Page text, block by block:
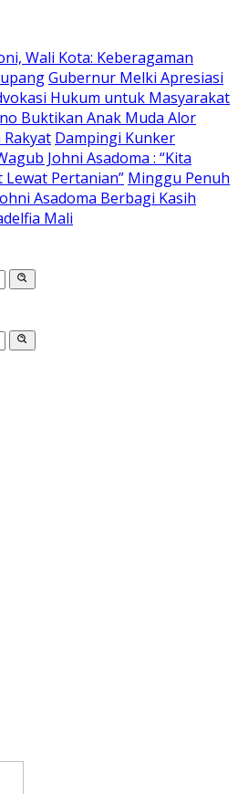
Wali Kota: Keberagaman
Gubernur Melki Apresiasi
Hukum untuk Masyarakat
Buktikan Anak Muda Alor
Dampingi Kunker
Johni Asadoma : “Kita
Pertanian” Minggu Penuh
Asadoma Berbagi Kasih
Mali